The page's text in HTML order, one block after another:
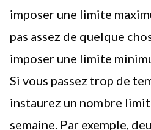
imposer une limite
pas assez de quelque
imposer une limite
Si vous passez trop de
instaurez un nombre
semaine. Par exemple,